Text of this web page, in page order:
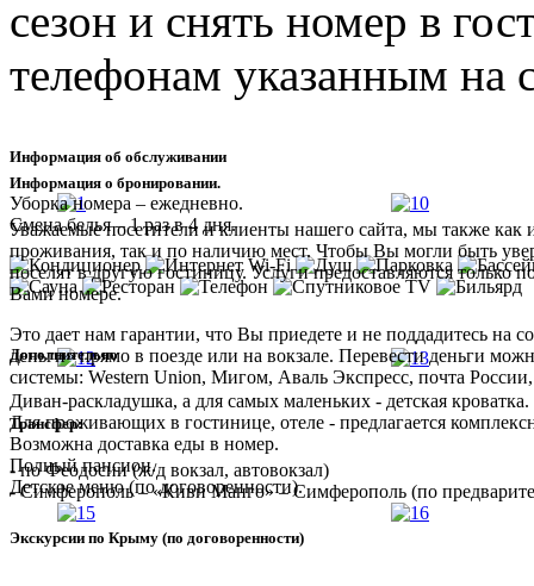
сезон и снять номер в
телефонам указанным на
Информация об обслуживании
Уборка номера – ежедневно.
Смена белья – 1 раз в 4 дня.
Дополнительно
Диван-раскладушка, а для самых маленьких - детская кроватка.
Для проживающих в гостинице, отеле - предлагается
Возможна доставка еды в номер.
Полный пансион.
Детское меню (по договоренности).
Информация о бронировании.
Уважаемые посетители и клиенты нашего сайта, мы также
проживания, так и по наличию мест. Чтобы Вы могли быть
поселят в другую гостиницу. Услуги предоставляются
Вами номере.
Это дает нам гарантии, что Вы приедете и не поддадитесь
деньги» прямо в поезде или на вокзале. Перевести деньги
системы: Western Union, Мигом, Аваль Экспресс, почта
Трансфер:
- по Феодосии (ж/д вокзал, автовокзал)
- Симферополь – «Киви Манго» – Симферополь (по
Экскурсии по Крыму (по договоренности)